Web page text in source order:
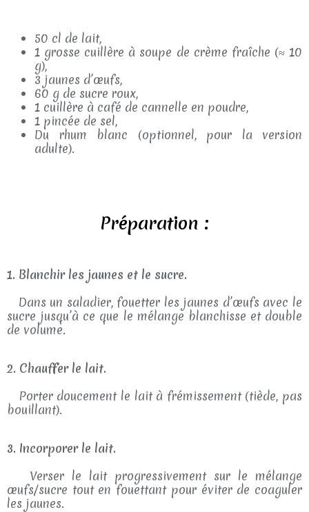
50 cl de lait,
1 grosse cuillère à soupe de crème fraîche (≈ 10
g),
3 jaunes d’œufs,
60 g de sucre roux,
1 cuillère à café de cannelle en poudre,
1 pincée de sel,
Du rhum blanc (optionnel, pour la version
adulte).
Préparation :
1. Blanchir les jaunes et le sucre.
Dans un saladier, fouetter les jaunes d’œufs avec le
sucre jusqu’à ce que le mélange blanchisse et double
de volume.
2. Chauffer le lait.
Porter doucement le lait à frémissement (tiède, pas
bouillant).
3. Incorporer le lait.
Verser le lait progressivement sur le mélange
œufs/sucre tout en fouettant pour éviter de coaguler
les jaunes.